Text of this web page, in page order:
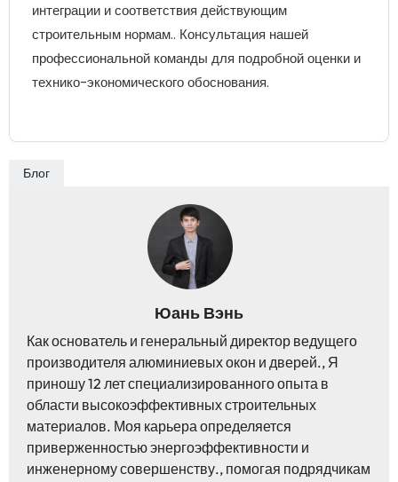
интеграции и соответствия действующим
строительным нормам.. Консультация нашей
профессиональной команды для подробной оценки и
технико-экономического обоснования.
Блог
Юань Вэнь
Как основатель и генеральный директор ведущего
производителя алюминиевых окон и дверей., Я
приношу 12 лет специализированного опыта в
области высокоэффективных строительных
материалов. Моя карьера определяется
приверженностью энергоэффективности и
инженерному совершенству., помогая подрядчикам